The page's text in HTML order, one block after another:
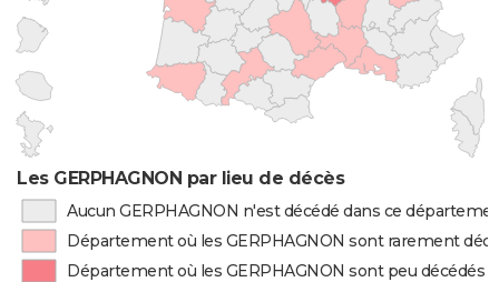
Les GERPHAGNON par lieu de décès
Aucun GERPHAGNON n'est décédé dans ce
Département où les GERPHAGNON sont rarement
Département où les GERPHAGNON sont peu décédés